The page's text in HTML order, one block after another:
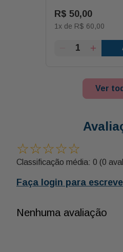
R$ 50,00
1x de R$ 60,00
Ver
☆☆☆☆☆
Classificação média: 0 (0
Faça login para
Nenhuma avaliação